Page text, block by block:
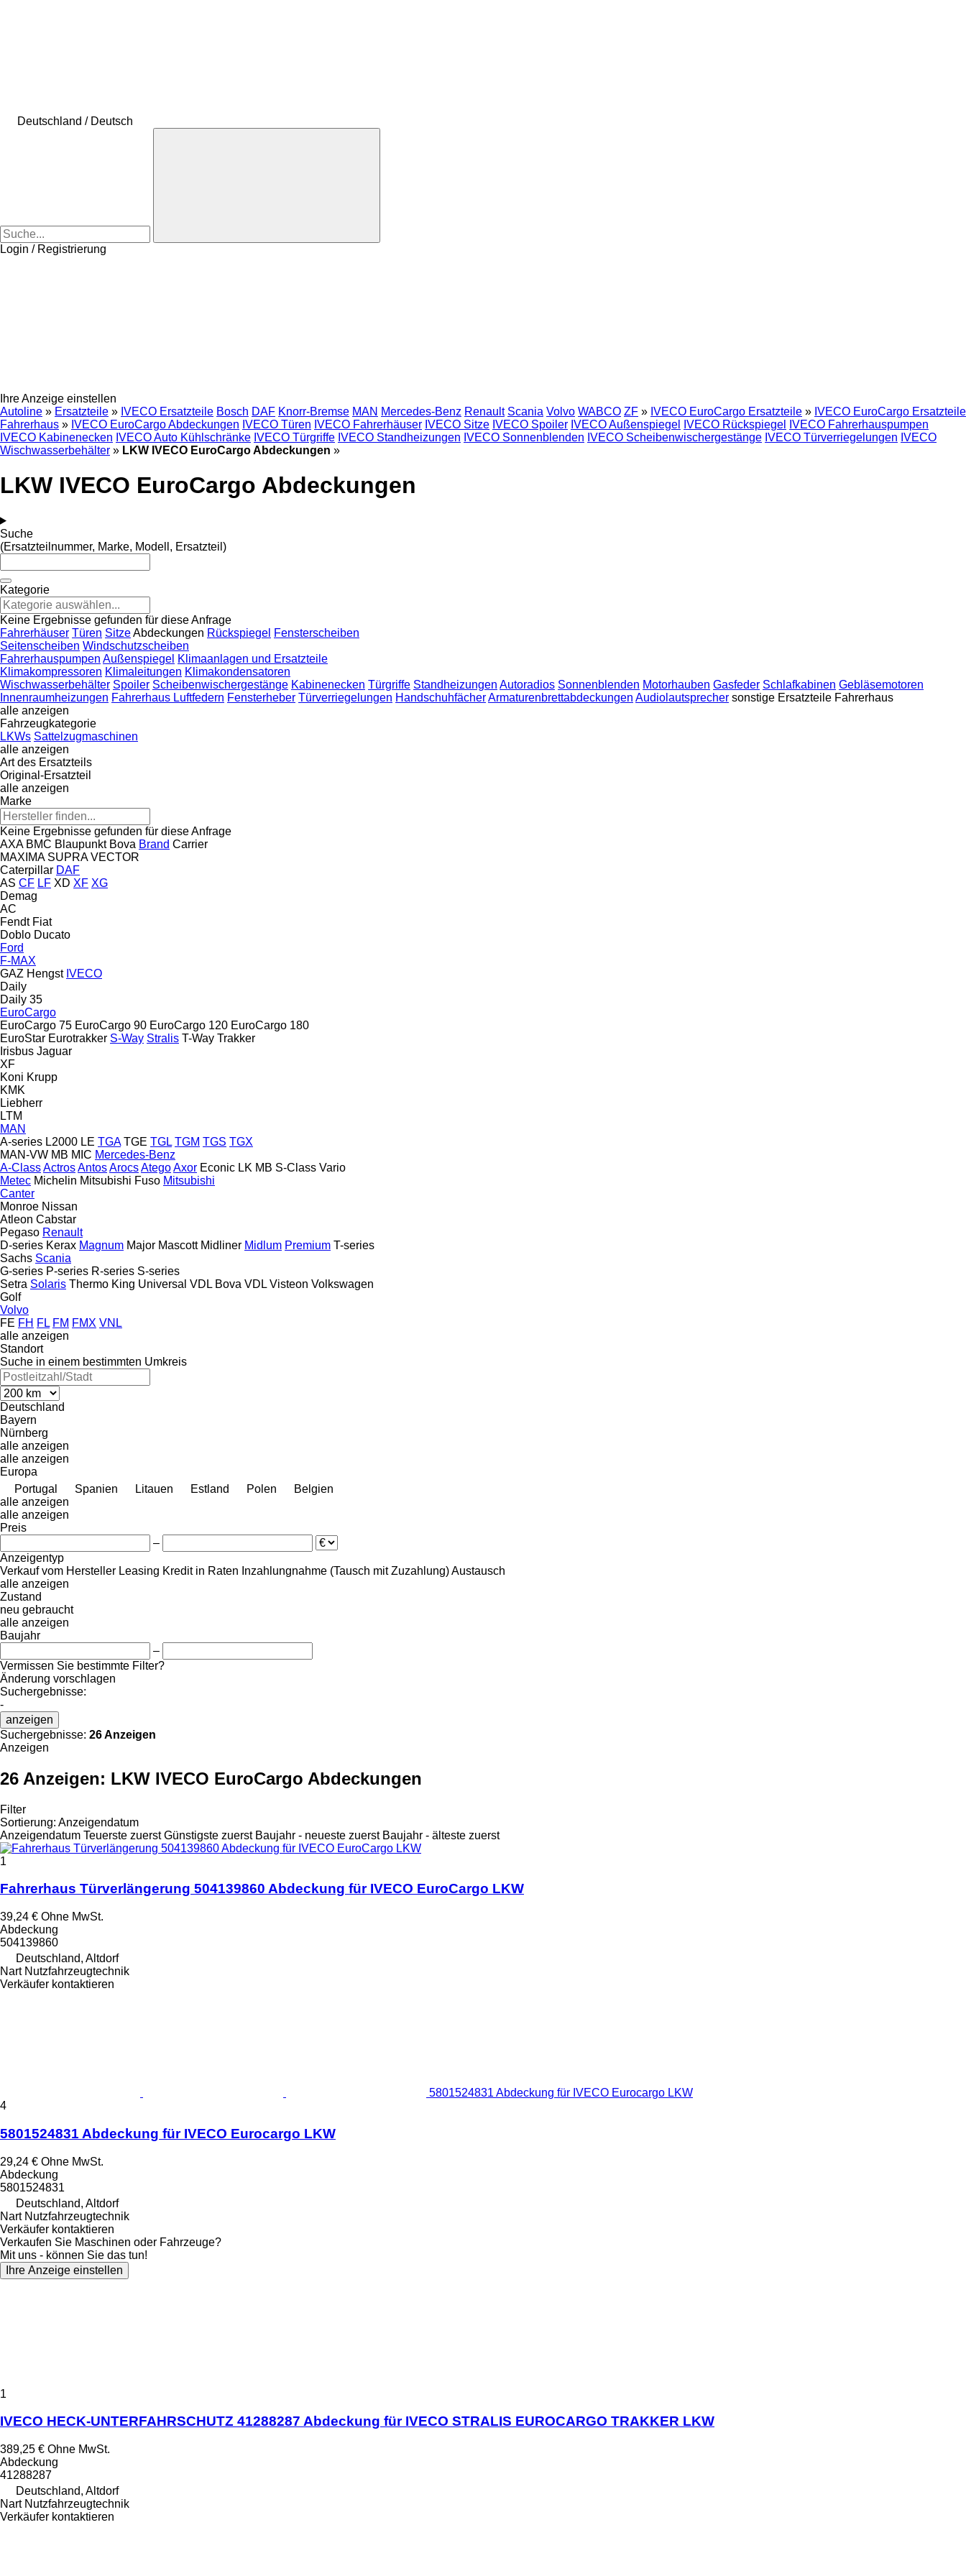
Deutschland / Deutsch
Login / Registrierung
Ihre Anzeige einstellen
Autoline » Ersatzteile » IVECO Ersatzteile Bosch DAF Knorr-Bremse MAN Mercedes-Benz Renault Scania Volvo WABCO ZF » IVECO EuroCargo Ersatzteile » IVECO EuroCargo Ersatzteile
Fahrerhaus » IVECO EuroCargo Abdeckungen IVECO Türen IVECO Fahrerhäuser IVECO Sitze IVECO Spoiler IVECO Außenspiegel IVECO Rückspiegel
IVECO Fahrerhauspumpen
IVECO Kabinenecken IVECO Auto Kühlschränke IVECO Türgriffe IVECO Standheizungen IVECO Sonnenblenden IVECO Scheibenwischergestänge IVECO Türverriegelungen IVECO
Wischwasserbehälter » LKW IVECO EuroCargo Abdeckungen »
LKW IVECO EuroCargo Abdeckungen
Suche
(Ersatzteilnummer, Marke, Modell, Ersatzteil)
Kategorie
Keine Ergebnisse gefunden für diese Anfrage
Fahrerhäuser Türen SitzeAbdeckungen Rückspiegel Fensterscheiben
Seitenscheiben Windschutzscheiben
Fahrerhauspumpen Außenspiegel Klimaanlagen und Ersatzteile
Klimakompressoren Klimaleitungen Klimakondensatoren
Wischwasserbehälter Spoiler Scheibenwischergestänge Kabinenecken Türgriffe Standheizungen Autoradios Sonnenblenden Motorhauben Gasfeder Schlafkabinen Gebläsemotoren
Innenraumheizungen Fahrerhaus Luftfedern Fensterheber Türverriegelungen HandschuhfächerArmaturenbrettabdeckungen Audiolautsprecher sonstige Ersatzteile Fahrerhaus
alle anzeigen
Fahrzeugkategorie
LKWs Sattelzugmaschinen
alle anzeigen
Art des Ersatzteils
Original-Ersatzteil
alle anzeigen
Marke
Keine Ergebnisse gefunden für diese Anfrage
AXA BMC Blaupunkt Bova Brand Carrier
MAXIMA SUPRA VECTOR
Caterpillar DAF
AS CF LF XD XF XG
Demag
AC
Fendt Fiat
Doblo Ducato
Ford
F-MAX
GAZ Hengst IVECO
Daily
Daily 35
EuroCargo
EuroCargo 75 EuroCargo 90 EuroCargo 120 EuroCargo 180
EuroStar Eurotrakker S-Way Stralis T-Way Trakker
Irisbus Jaguar
XF
Koni Krupp
KMK
Liebherr
LTM
MAN
A-series L2000 LE TGA TGE TGL TGM TGS TGX
MAN-VW MB MIC Mercedes-Benz
A-ClassActrosAntosArocsAtegoAxor Econic LK MB S-Class Vario
Metec Michelin Mitsubishi Fuso Mitsubishi
Canter
Monroe Nissan
Atleon Cabstar
Pegaso Renault
D-series Kerax Magnum Major Mascott Midliner Midlum Premium T-series
Sachs Scania
G-series P-series R-series S-series
Setra Solaris Thermo King Universal VDL Bova VDL Visteon Volkswagen
Golf
Volvo
FE FH FL FM FMX VNL
alle anzeigen
Standort
Suche in einem bestimmten Umkreis
Deutschland
Bayern
Nürnberg
alle anzeigen
alle anzeigen
Europa
Portugal
Spanien Litauen Estland Polen
Belgien
alle anzeigen
alle anzeigen
Preis
–
Anzeigentyp
Verkauf vom Hersteller Leasing Kredit in Raten Inzahlungnahme (Tausch mit Zuzahlung)Austausch
alle anzeigen
Zustand
neu gebraucht
alle anzeigen
Baujahr
–
Vermissen Sie bestimmte Filter?
Änderung vorschlagen
Suchergebnisse:
-
anzeigen
Suchergebnisse: 26 Anzeigen
Anzeigen
26 Anzeigen: LKW IVECO EuroCargo Abdeckungen
Filter
Sortierung: Anzeigendatum
Anzeigendatum Teuerste zuerst Günstigste zuerst Baujahr - neueste zuerst Baujahr - älteste zuerst
1
Fahrerhaus Türverlängerung 504139860 Abdeckung für IVECO EuroCargo LKW
39,24 € Ohne MwSt.
Abdeckung
504139860
Deutschland, Altdorf
Nart Nutzfahrzeugtechnik
Verkäufer kontaktieren
5801524831 Abdeckung für IVECO Eurocargo LKW
4
5801524831 Abdeckung für IVECO Eurocargo LKW
29,24 € Ohne MwSt.
Abdeckung
5801524831
Deutschland, Altdorf
Nart Nutzfahrzeugtechnik
Verkäufer kontaktieren
Verkaufen Sie Maschinen oder Fahrzeuge?
Mit uns - können Sie das tun!
Ihre Anzeige einstellen
1
IVECO HECK-UNTERFAHRSCHUTZ 41288287 Abdeckung für IVECO STRALIS EUROCARGO TRAKKER LKW
389,25 € Ohne MwSt.
Abdeckung
41288287
Deutschland, Altdorf
Nart Nutzfahrzeugtechnik
Verkäufer kontaktieren